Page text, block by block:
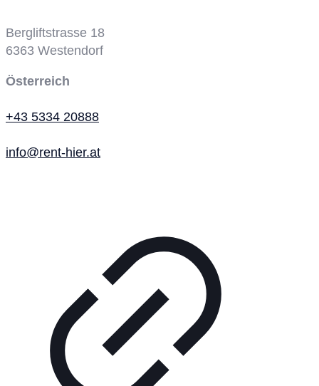
Bergliftstrasse 18
6363 Westendorf
Österreich
+43 5334 20888
info@rent-hier.at